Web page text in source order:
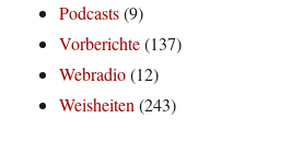
Podcasts(9)
Vorberichte(137)
Webradio(12)
Weisheiten(243)